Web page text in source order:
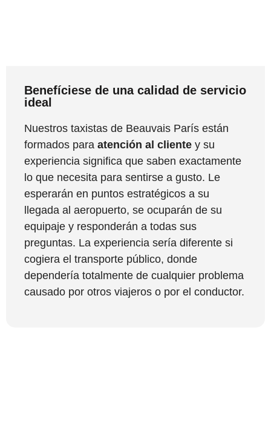
Benefíciese de una calidad de servicio
ideal
Nuestros taxistas de Beauvais París están
formados para atención al cliente y su
experiencia significa que saben exactamente
lo que necesita para sentirse a gusto. Le
esperarán en puntos estratégicos a su
llegada al aeropuerto, se ocuparán de su
equipaje y responderán a todas sus
preguntas. La experiencia sería diferente si
cogiera el transporte público, donde
dependería totalmente de cualquier problema
causado por otros viajeros o por el conductor.